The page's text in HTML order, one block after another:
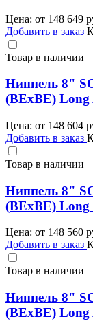
Цена: от 148 649
Добавить в заказ
Товар в наличии
Ниппель 8"
(BEхBE) Long
Цена: от 148 604
Добавить в заказ
Товар в наличии
Ниппель 8"
(BEхBE) Long
Цена: от 148 560
Добавить в заказ
Товар в наличии
Ниппель 8"
(BEхBE) Long